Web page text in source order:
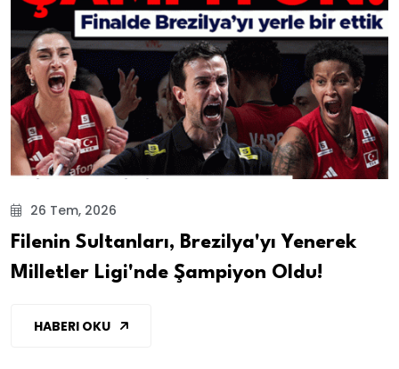
26 Tem, 2026
Filenin Sultanları, Brezilya'yı Yenerek
Milletler Ligi'nde Şampiyon Oldu!
HABERI OKU